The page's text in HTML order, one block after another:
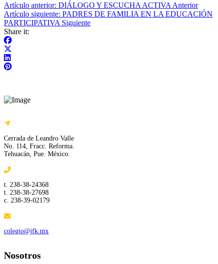
Artículo anterior: DIÁLOGO Y ESCUCHA ACTIVA Anterior
Artículo siguiente: PADRES DE FAMILIA EN LA EDUCACIÓN
PARTICIPATIVA Siguiente
Share it:
Cerrada de Leandro Valle
No. 114, Fracc. Reforma.
Tehuacán, Pue. México.
t. 238-38-24368
t. 238-38-27698
c. 238-39-02179
colegio@jfk.mx
Nosotros